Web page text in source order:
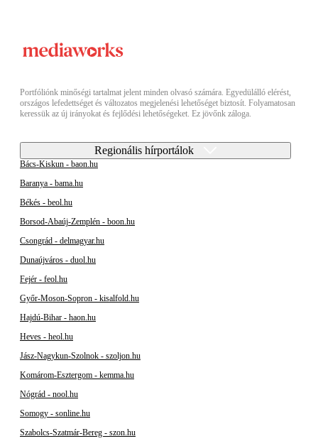
Portfóliónk minőségi tartalmat jelent minden olvasó számára. Egyedülálló elérést,
országos lefedettséget és változatos megjelenési lehetőséget biztosít. Folyamatosan
keressük az új irányokat és fejlődési lehetőségeket. Ez jövőnk záloga.
Regionális hírportálok
Bács-Kiskun - baon.hu
Baranya - bama.hu
Békés - beol.hu
Borsod-Abaúj-Zemplén - boon.hu
Csongrád - delmagyar.hu
Dunaújváros - duol.hu
Fejér - feol.hu
Győr-Moson-Sopron - kisalfold.hu
Hajdú-Bihar - haon.hu
Heves - heol.hu
Jász-Nagykun-Szolnok - szoljon.hu
Komárom-Esztergom - kemma.hu
Nógrád - nool.hu
Somogy - sonline.hu
Szabolcs-Szatmár-Bereg - szon.hu